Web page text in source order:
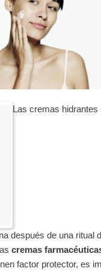
Las cremas
después de una ritual
cremas
factor protector, es